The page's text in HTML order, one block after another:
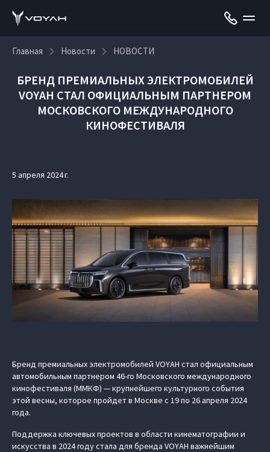
Главная Новости НОВОСТИ
БРЕНД ПРЕМИАЛЬНЫХ ЭЛЕКТРОМОБИЛЕЙ
VOYAH СТАЛ ОФИЦИАЛЬНЫМ ПАРТНЕРОМ
МОСКОВСКОГО МЕЖДУНАРОДНОГО
КИНОФЕСТИВАЛЯ
5 апреля 2024 г.
Бренд премиальных электромобилей VOYAH стал официальным
автомобильным партнером 46-го Московского международного
кинофестиваля (ММКФ) — крупнейшего культурного события
этой весны, которое пройдет в Москве с 19 по 26 апреля 2024
года.
Поддержка ключевых проектов в области кинематографии и
искусства в 2024 году стала для бренда VOYAH важнейшим